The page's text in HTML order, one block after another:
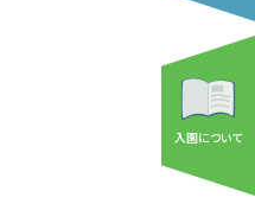
入園について